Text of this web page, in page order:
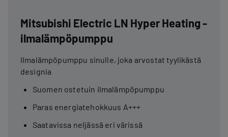
Mitsubishi Electric LN Hyper Heating -
ilmalämpöpumppu
Ilmalämpöpumppu sinulle, joka arvostat tyylikästä
designia
Suomen ostetuin ilmalämpöpumppu
Paras energiatehokkuus A+++
Saatavissa neljässä eri värissä